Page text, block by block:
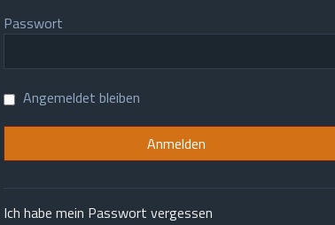
Passwort
Angemeldet bleiben
Ich habe mein Passwort vergessen